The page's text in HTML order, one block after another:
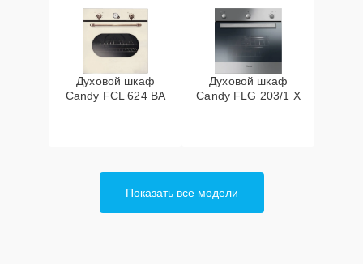
Духовой шкаф
Candy FCL 624 BA
Духовой шкаф
Candy FLG 203/1 X
Показать все модели